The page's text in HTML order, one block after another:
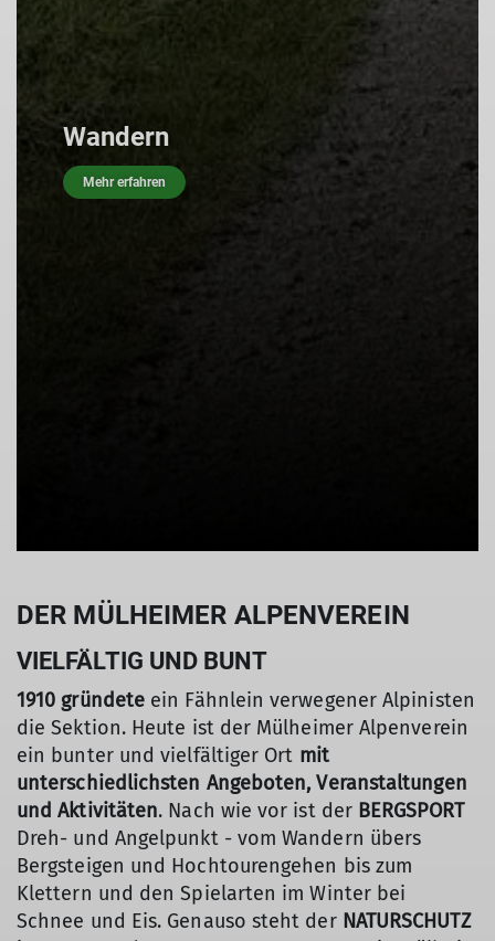
Jugend
Mehr erfahren
DER MÜLHEIMER ALPENVEREIN
VIELFÄLTIG UND BUNT
1910 gründete ein Fähnlein verwegener Alpinisten
die Sektion. Heute ist der Mülheimer Alpenverein
ein bunter und vielfältiger Ort mit
unterschiedlichsten Angeboten, Veranstaltungen
und Aktivitäten. Nach wie vor ist der BERGSPORT
Dreh- und Angelpunkt - vom Wandern übers
Bergsteigen und Hochtourengehen bis zum
Klettern und den Spielarten im Winter bei
Schnee und Eis. Genauso steht der NATURSCHUTZ